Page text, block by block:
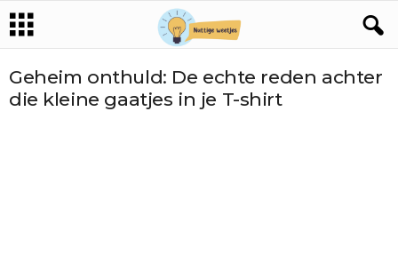
Geheim onthuld: De echte reden achter
die kleine gaatjes in je T-shirt